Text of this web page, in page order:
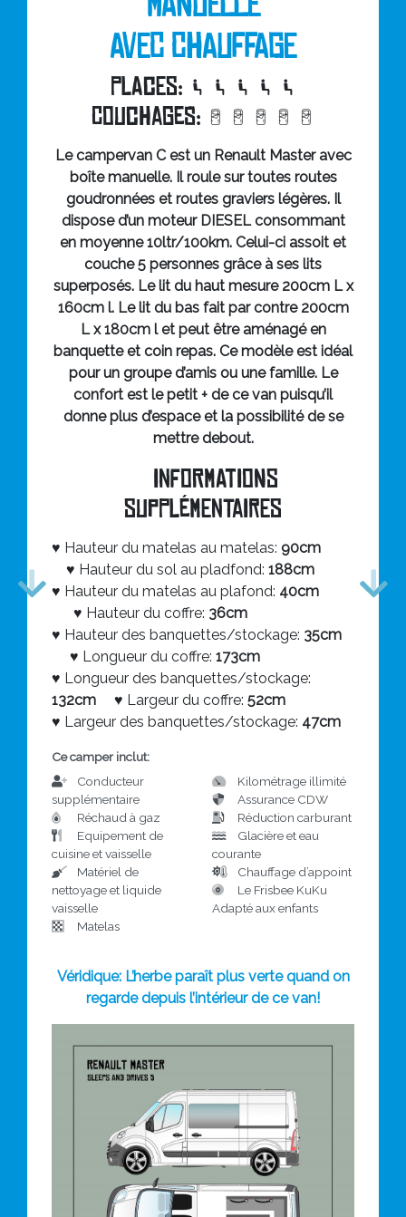
AVEC CHAUFFAGE
Places:
Couchages:
Le campervan C est un Renault Master avec
boîte manuelle. Il roule sur toutes routes
goudronnées et routes graviers légères. Il
dispose d’un moteur DIESEL consommant
en moyenne 10ltr/100km. Celui-ci assoit et
couche 5 personnes grâce à ses lits
superposés. Le lit du haut mesure 200cm L x
160cm l. Le lit du bas fait par contre 200cm
L x 180cm l et peut être aménagé en
banquette et coin repas. Ce modèle est idéal
pour un groupe d’amis ou une famille. Le
confort est le petit + de ce van puisqu’il
donne plus d’espace et la possibilité de se
mettre debout.
Informations
supplémentaires
♥ Hauteur du matelas au matelas: 90cm
♥ Hauteur du sol au pladfond: 188cm
♥ Hauteur du matelas au plafond: 40cm
♥ Hauteur du coffre: 36cm
♥ Hauteur des banquettes/stockage: 35cm
♥ Longueur du coffre: 173cm
♥ Longueur des banquettes/stockage:
132cm ♥ Largeur du coffre: 52cm
♥ Largeur des banquettes/stockage: 47cm
Ce camper inclut:
Conducteur
supplémentaire
Réchaud à gaz
Equipement de
cuisine et vaisselle
Matériel de
nettoyage et liquide
vaisselle
Matelas
Kilométrage illimité
Assurance CDW
Réduction carburant
Glacière et eau
courante
Chauffage d’appoint
Le Frisbee KuKu
Adapté aux enfants
Véridique: L’herbe paraît plus verte quand on
regarde depuis l’intérieur de ce van!